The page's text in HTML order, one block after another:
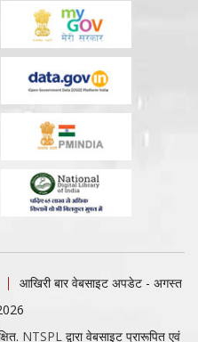
आखिरी बार वेबसाइट अपडेट - अगस्त
NTSPL द्वारा वेबसाइट प्रारूपित एवं